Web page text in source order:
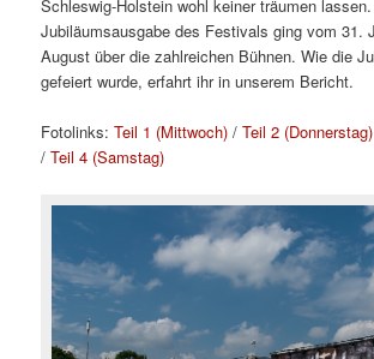
Schleswig-Holstein wohl keiner träumen
Jubiläumsausgabe des Festivals ging vom 31.
August über die zahlreichen Bühnen. Wie die
gefeiert wurde, erfahrt ihr in unserem Bericht.
Fotolinks:Teil 1 (Mittwoch) /Teil 2 (Donnerstag)
/Teil 4 (Samstag)